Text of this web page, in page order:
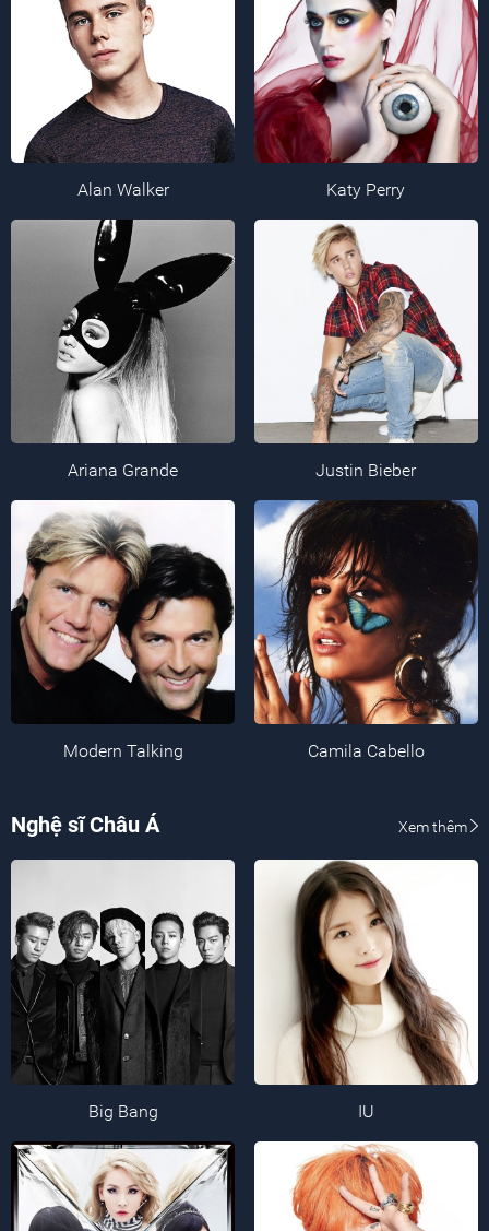
Alan Walker Katy Perry
Ariana Grande Justin Bieber
Modern Talking Camila Cabello
Nghệ sĩ Châu Á Xem thêm
Big Bang IU